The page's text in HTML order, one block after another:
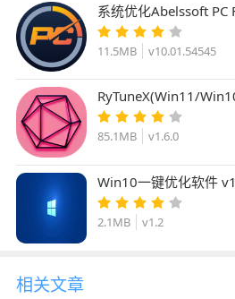
系统优化Abelssoft PC
v10.01.54545 多语绿
11.5MB v10.01.54545
RyTuneX(Win11/
v1.6.0 中文安装免费版
85.1MB v1.6.0
Win10一键优化软件
2.1MB v1.2
相关文章